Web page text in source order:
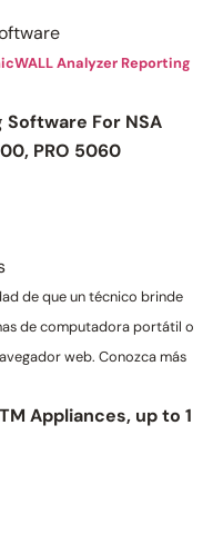
Analyzer Reporting
Software For NSA
PRO 5060
de que un técnico brinde
de computadora portátil o
web. Conozca más
Appliances, up to 1